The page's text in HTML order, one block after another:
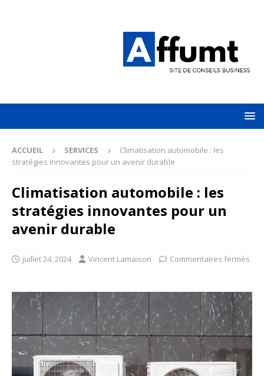
ACCUEIL SERVICES
Climatisation automobile : les
stratégies innovantes pour un avenir durable
Climatisation automobile : les
stratégies innovantes pour un
avenir durable
juillet 24, 2024 Vincent Lamaison Commentaires fermés